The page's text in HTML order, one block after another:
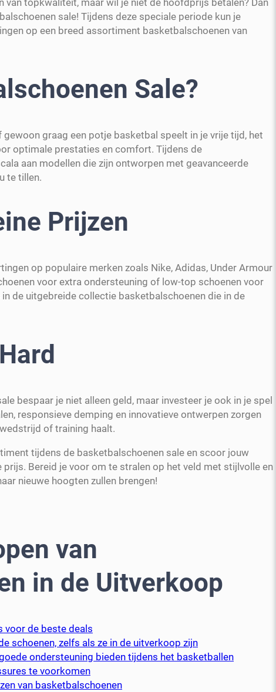
sale! Tijdens deze speciale periode kun je
op een breed assortiment basketbalschoenen van
Sale?
graag een potje basketbal speelt in je vrije tijd, het
optimale prestaties en comfort. Tijdens de
aan modellen die zijn ontworpen met geavanceerde
te tillen.
Prijzen
op populaire merken zoals Nike, Adidas, Under Armour
voor extra ondersteuning of low-top schoenen voor
de uitgebreide collectie basketbalschoenen die in de
bespaar je niet alleen geld, maar investeer je ook in je spel
responsieve demping en innovatieve ontwerpen zorgen
of training haalt.
tijdens de basketbalschoenen sale en scoor jouw
Bereid je voor om te stralen op het veld met stijlvolle en
nieuwe hoogten zullen brengen!
van
in de Uitverkoop
voor de beste deals
schoenen, zelfs als ze in de uitverkoop zijn
ondersteuning bieden tijdens het basketballen
te voorkomen
van basketbalschoenen